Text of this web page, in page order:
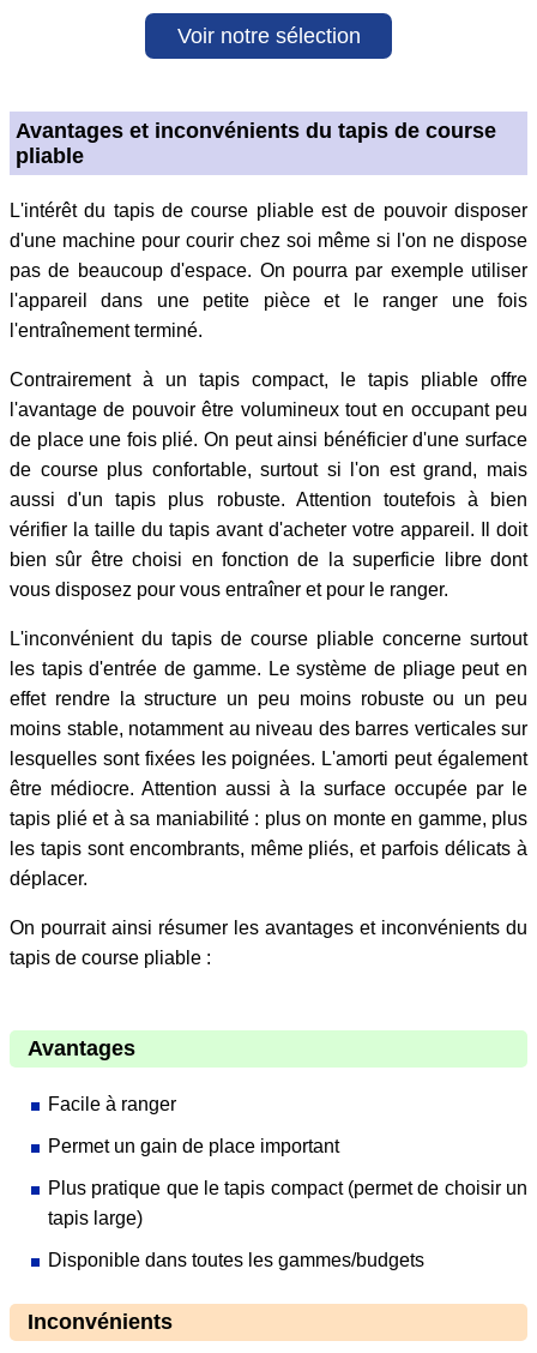
Voir notre sélection
Avantages et inconvénients du tapis de course
pliable
L'intérêt du tapis de course pliable est de pouvoir disposer
d'une machine pour courir chez soi même si l'on ne dispose
pas de beaucoup d'espace. On pourra par exemple utiliser
l'appareil dans une petite pièce et le ranger une fois
l'entraînement terminé.
Contrairement à un tapis compact, le tapis pliable offre
l'avantage de pouvoir être volumineux tout en occupant peu
de place une fois plié. On peut ainsi bénéficier d'une surface
de course plus confortable, surtout si l'on est grand, mais
aussi d'un tapis plus robuste. Attention toutefois à bien
vérifier la taille du tapis avant d'acheter votre appareil. Il doit
bien sûr être choisi en fonction de la superficie libre dont
vous disposez pour vous entraîner et pour le ranger.
L'inconvénient du tapis de course pliable concerne surtout
les tapis d'entrée de gamme. Le système de pliage peut en
effet rendre la structure un peu moins robuste ou un peu
moins stable, notamment au niveau des barres verticales sur
lesquelles sont fixées les poignées. L'amorti peut également
être médiocre. Attention aussi à la surface occupée par le
tapis plié et à sa maniabilité : plus on monte en gamme, plus
les tapis sont encombrants, même pliés, et parfois délicats à
déplacer.
On pourrait ainsi résumer les avantages et inconvénients du
tapis de course pliable :
Avantages
Facile à ranger
Permet un gain de place important
Plus pratique que le tapis compact (permet de choisir un
tapis large)
Disponible dans toutes les gammes/budgets
Inconvénients